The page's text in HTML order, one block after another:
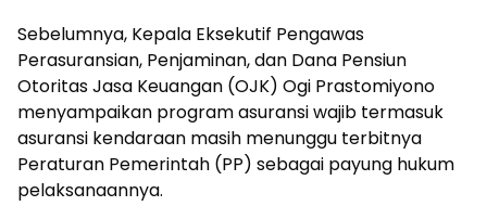
Sebelumnya, Kepala Eksekutif Pengawas
Perasuransian, Penjaminan, dan Dana Pensiun
Otoritas Jasa Keuangan (OJK) Ogi Prastomiyono
menyampaikan program asuransi wajib termasuk
asuransi kendaraan masih menunggu terbitnya
Peraturan Pemerintah (PP) sebagai payung hukum
pelaksanaannya.